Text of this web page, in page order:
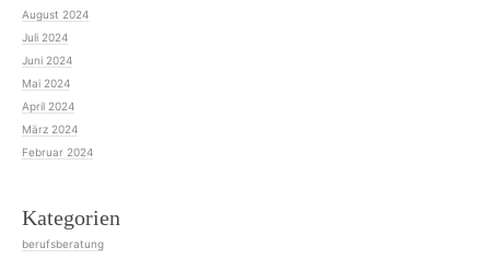
August 2024
Juli 2024
Juni 2024
Mai 2024
April 2024
März 2024
Februar 2024
Kategorien
berufsberatung